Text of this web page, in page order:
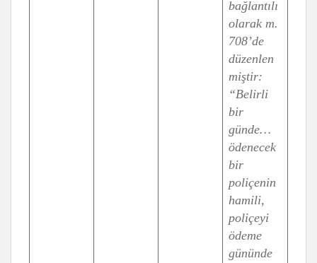
bağlantılı
olarak m.
708’de
düzenlen
miştir:
“Belirli
bir
günde…
ödenecek
bir
poliçenin
hamili,
poliçeyi
ödeme
gününde